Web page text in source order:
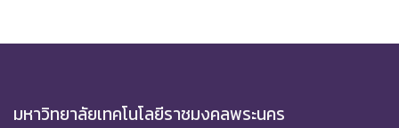
มหาวิทยาลัยเทคโนโลยีราชมงคลพระนคร